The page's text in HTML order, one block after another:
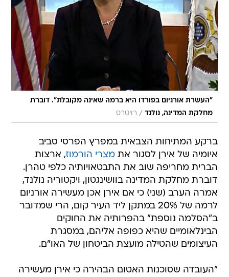
"העשרת אורניום בפורדו היא ברמה שאינה מקובלת". דוברת
מחלקת המדינה, נולנד / רויטרס
ברקע המתיחות הצבאית במפרץ הפרסי סביב
איומיה של אירן לסגור אתמצרי הורמוז, ארצות
הברית מחריפה שוב את התבטאויותיה כלפי טהרן.
דוברת מחלקת המדינה בוושינגטון, ויקטוריה נולנד,
אמרה הערב (שני) כי אם אירן אכן מעשירה אורניום
לרמה של 20% במתקן ליד העיר קום, הרי שמדובר
ב"הסלמה נוספת" בהפרותיה את החוקים
הבינלאומיים שהיא כפופה אליהם, במסגרת
העיצומים שהטילה מועצת הביטחון של האו"ם.
"העובדה שסוכנות האטום הבהירה כי אירן מעשירה